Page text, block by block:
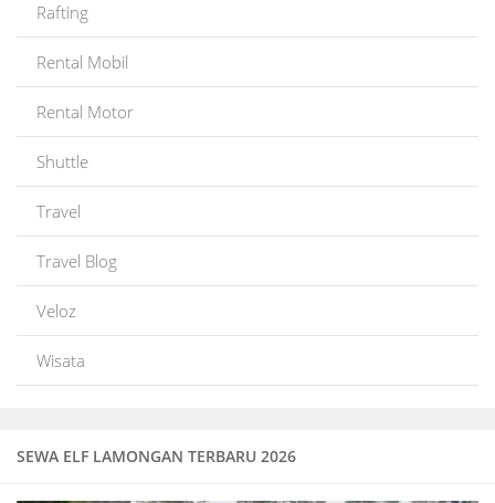
SEWA ELF LAMONGAN TERBARU 2026
Rafting
Rental Mobil
Rental Motor
Shuttle
Travel
Travel Blog
Veloz
Wisata